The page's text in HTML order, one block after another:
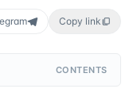
Copy link
CONTENTS